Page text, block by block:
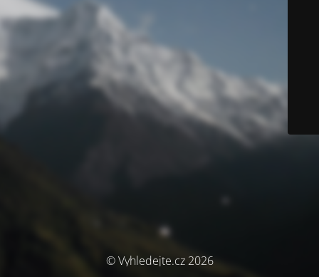
© Vyhledejte.cz 2026